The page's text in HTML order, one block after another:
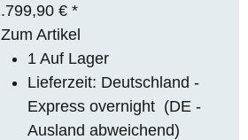
€*
Zum Artikel
1 Auf Lager
Lieferzeit: Deutschland -
Express overnight (DE -
Ausland abweichend)